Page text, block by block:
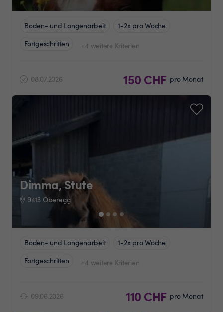
Boden- und Longenarbeit
1-2x pro Woche
Fortgeschritten
+4 weitere Kriterien
08.07.2026 150 CHF pro Monat
Dimma, Stute
9413 Oberegg
Boden- und Longenarbeit
1-2x pro Woche
Fortgeschritten
+4 weitere Kriterien
09.06.2026 110 CHF pro Monat